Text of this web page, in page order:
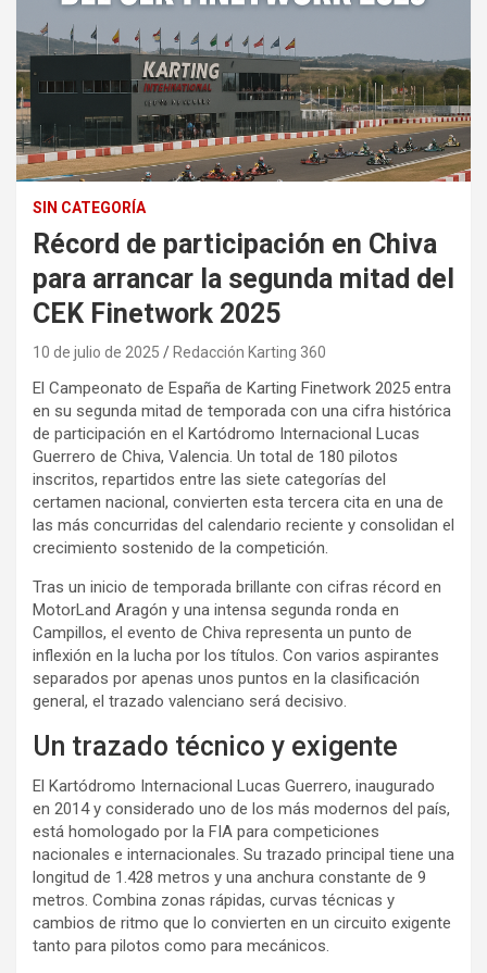
SIN CATEGORÍA
Récord de participación en Chiva
para arrancar la segunda mitad del
CEK Finetwork 2025
10 de julio de 2025 Redacción Karting 360
El Campeonato de España de Karting Finetwork 2025 entra
en su segunda mitad de temporada con una cifra histórica
de participación en el Kartódromo Internacional Lucas
Guerrero de Chiva, Valencia. Un total de 180 pilotos
inscritos, repartidos entre las siete categorías del
certamen nacional, convierten esta tercera cita en una de
las más concurridas del calendario reciente y consolidan el
crecimiento sostenido de la competición.
Tras un inicio de temporada brillante con cifras récord en
MotorLand Aragón y una intensa segunda ronda en
Campillos, el evento de Chiva representa un punto de
inflexión en la lucha por los títulos. Con varios aspirantes
separados por apenas unos puntos en la clasificación
general, el trazado valenciano será decisivo.
Un trazado técnico y exigente
El Kartódromo Internacional Lucas Guerrero, inaugurado
en 2014 y considerado uno de los más modernos del país,
está homologado por la FIA para competiciones
nacionales e internacionales. Su trazado principal tiene una
longitud de 1.428 metros y una anchura constante de 9
metros. Combina zonas rápidas, curvas técnicas y
cambios de ritmo que lo convierten en un circuito exigente
tanto para pilotos como para mecánicos.